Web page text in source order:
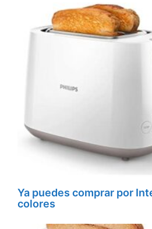
Ya puedes comprar por
colores